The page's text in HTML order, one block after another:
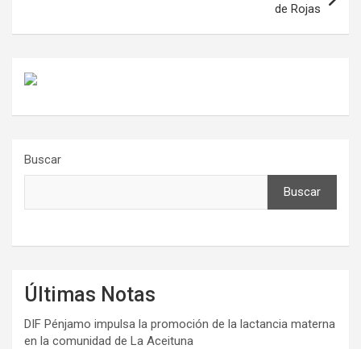
de Rojas
Buscar
Buscar
Últimas Notas
DIF Pénjamo impulsa la promoción de la lactancia materna
en la comunidad de La Aceituna